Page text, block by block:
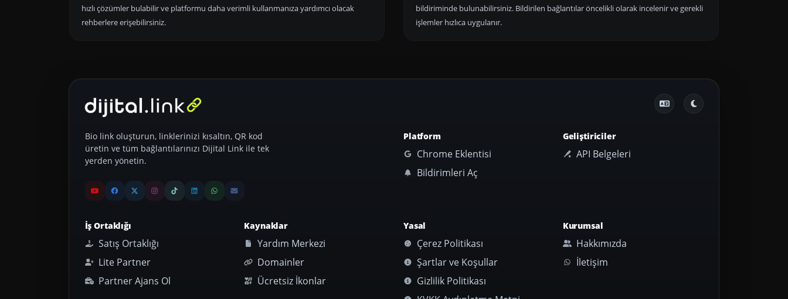
hızlı çözümler bulabilir ve platformu daha verimli kullanmanıza yardımcı olacak
rehberlere erişebilirsiniz.
bildiriminde bulunabilirsiniz. Bildirilen bağlantılar öncelikli olarak incelenir ve gerekli
işlemler hızlıca uygulanır.
Bio link oluşturun, linklerinizi kısaltın, QR kod
üretin ve tüm bağlantılarınızı Dijital Link ile tek
yerden yönetin.
Platform
Chrome Eklentisi
Bildirimleri Aç
Geliştiriciler
API Belgeleri
İş Ortaklığı
Satış Ortaklığı
Lite Partner
Partner Ajans Ol
Kaynaklar
Yardım Merkezi
Domainler
Ücretsiz İkonlar
Yasal
Çerez Politikası
Şartlar ve Koşullar
Gizlilik Politikası
Kurumsal
Hakkımızda
İletişim